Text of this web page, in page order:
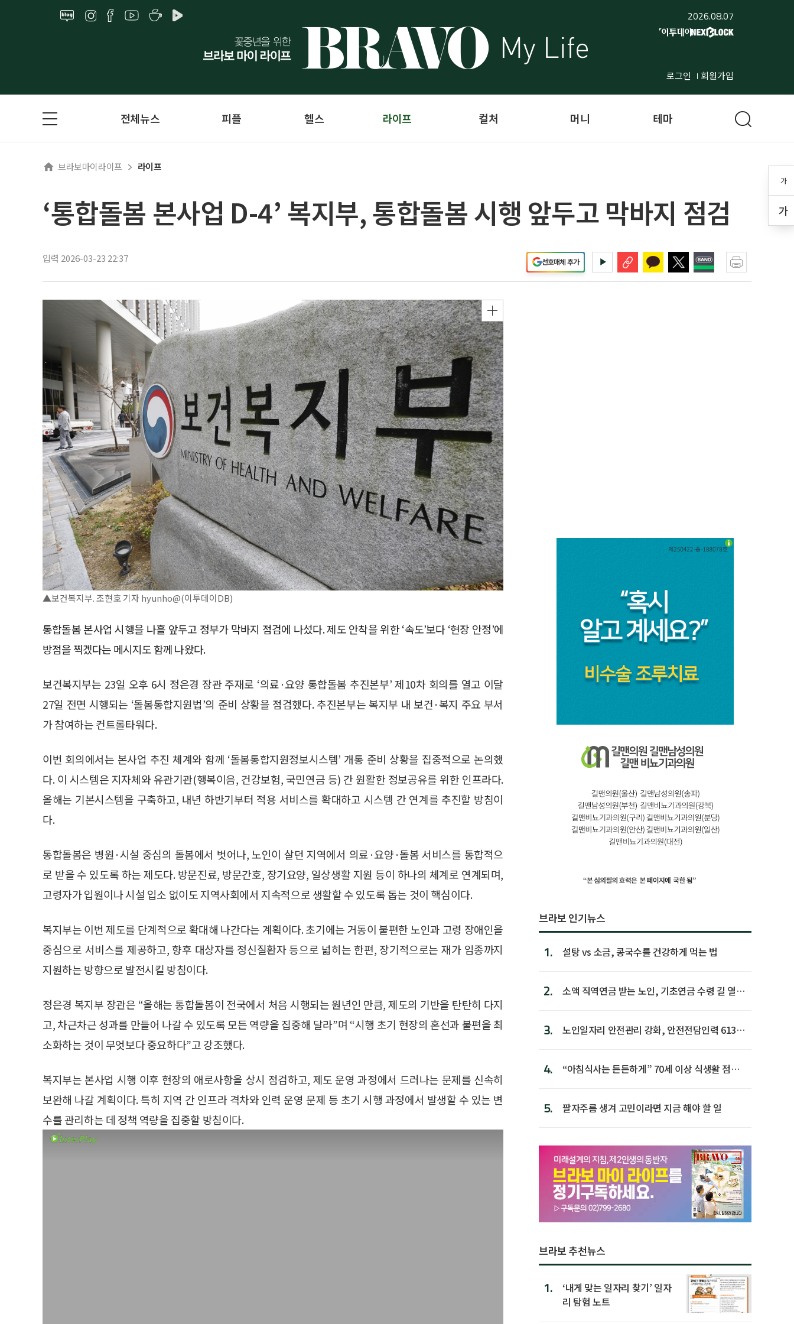
2026.08.07
로그인 회원가입
가
가
전체뉴스 피플 헬스 라이프 컬처 머니 테마
브라보마이라이프 라이프
‘통합돌봄 본사업 D-4’ 복지부, 통합돌봄 시행 앞두고 막바지 점검
입력 2026-03-23 22:37 선호매체 추가
▲보건복지부. 조현호 기자 hyunho@(이투데이DB)
통합돌봄 본사업 시행을 나흘 앞두고 정부가 막바지 점검에 나섰다. 제도 안착을 위한 ‘속도’보다 ‘현장 안정’에
방점을 찍겠다는 메시지도 함께 나왔다.
보건복지부는 23일 오후 6시 정은경 장관 주재로 ‘의료·요양 통합돌봄 추진본부’ 제10차 회의를 열고 이달
27일 전면 시행되는 ‘돌봄통합지원법’의 준비 상황을 점검했다. 추진본부는 복지부 내 보건·복지 주요 부서
가 참여하는 컨트롤타워다.
이번 회의에서는 본사업 추진 체계와 함께 ‘돌봄통합지원정보시스템’ 개통 준비 상황을 집중적으로 논의했
다. 이 시스템은 지자체와 유관기관(행복이음, 건강보험, 국민연금 등) 간 원활한 정보공유를 위한 인프라다.
올해는 기본시스템을 구축하고, 내년 하반기부터 적용 서비스를 확대하고 시스템 간 연계를 추진할 방침이
다.
통합돌봄은 병원·시설 중심의 돌봄에서 벗어나, 노인이 살던 지역에서 의료·요양·돌봄 서비스를 통합적으
로 받을 수 있도록 하는 제도다. 방문진료, 방문간호, 장기요양, 일상생활 지원 등이 하나의 체계로 연계되며,
고령자가 입원이나 시설 입소 없이도 지역사회에서 지속적으로 생활할 수 있도록 돕는 것이 핵심이다.
복지부는 이번 제도를 단계적으로 확대해 나간다는 계획이다. 초기에는 거동이 불편한 노인과 고령 장애인을
중심으로 서비스를 제공하고, 향후 대상자를 정신질환자 등으로 넓히는 한편, 장기적으로는 재가 임종까지
지원하는 방향으로 발전시킬 방침이다.
정은경 복지부 장관은 “올해는 통합돌봄이 전국에서 처음 시행되는 원년인 만큼, 제도의 기반을 탄탄히 다지
고, 차근차근 성과를 만들어 나갈 수 있도록 모든 역량을 집중해 달라”며 “시행 초기 현장의 혼선과 불편을 최
소화하는 것이 무엇보다 중요하다”고 강조했다.
복지부는 본사업 시행 이후 현장의 애로사항을 상시 점검하고, 제도 운영 과정에서 드러나는 문제를 신속히
보완해 나갈 계획이다. 특히 지역 간 인프라 격차와 인력 운영 문제 등 초기 시행 과정에서 발생할 수 있는 변
수를 관리하는 데 정책 역량을 집중할 방침이다.
브라보 인기뉴스
1. 설탕 vs 소금, 콩국수를 건강하게 먹는 법
2.
소액 직역연금 받는 노인, 기초연금 수령 길 열린
3.
노인일자리 안전관리 강화, 안전전담인력 613명
4.
“아침식사는 든든하게” 70세 이상 식생활 점수
5. 팔자주름 생겨 고민이라면 지금 해야 할 일
브라보 추천뉴스
1.
‘내게 맞는 일자리 찾기’ 일자
리 탐험 노트